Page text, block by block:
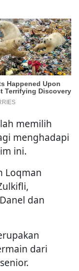
memilih
menghadapi
ini.
Loqman
dan
dari